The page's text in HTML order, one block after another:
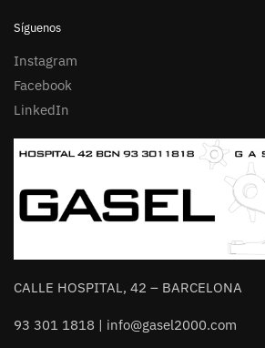
Síguenos
Instagram
Facebook
LinkedIn
CALLE HOSPITAL, 42 – BARCELONA
93 301 1818 | info@gasel2000.com